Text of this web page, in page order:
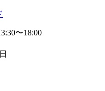
〜18:00